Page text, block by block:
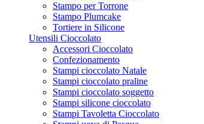
Stampo per Torrone
Stampo Plumcake
Tortiere in Silicone
Utensili Cioccolato
Accessori Cioccolato
Confezionamento
Stampi cioccolato Natale
Stampi cioccolato praline
Stampi cioccolato soggetto
Stampi silicone cioccolato
Stampi Tavoletta Cioccolato